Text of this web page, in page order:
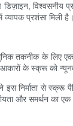
प्रशंसा मिली है।
तकनीक के
आकारों के स्क्रू को
इस निर्माता से
और समर्थन का